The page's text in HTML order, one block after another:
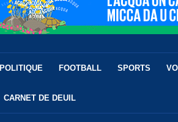
POLITIQUE FOOTBALL SPORTS
CARNET DE DEUIL